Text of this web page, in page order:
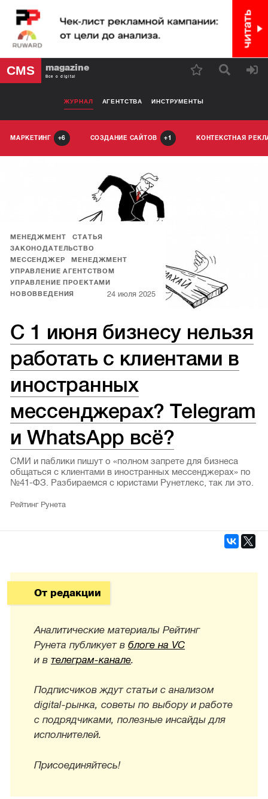
CMS magazine
Все о digital
ЖУРНАЛ АГЕНТСТВА ИНСТРУМЕНТЫ
МАРКЕТИНГ 6 СОЗДАНИЕ САЙТОВ 1 КОНТЕКСТНАЯ
МЕНЕДЖМЕНТ
СТАТЬЯ
ЗАКОНОДАТЕЛЬСТВО
МЕССЕНДЖЕР
МЕНЕДЖМЕНТ
УПРАВЛЕНИЕ АГЕНТСТВОМ
УПРАВЛЕНИЕ ПРОЕКТАМИ
НОВОВВЕДЕНИЯ
24 июля 2025
С 1 июня бизнесу нельзя
работать с клиентами в
иностранных
мессенджерах? Telegram
и WhatsApp всё?
СМИ и паблики пишут о «полном запрете для бизнеса
общаться с клиентами в иностранных мессенджерах» по
№41-ФЗ. Разбираемся с юристами Рунетлекс, так ли это.
Рейтинг Рунета
От редакции
Аналитические материалы Рейтинг
Рунета публикует вблоге на VC
и втелеграм-канале.
Подписчиков ждут статьи с анализом
digital-рынка, советы по выбору и работе
с подрядчиками, полезные инсайды для
исполнителей.
Присоединяйтесь!